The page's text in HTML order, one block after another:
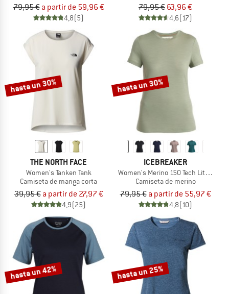
79,95 € a partir de 59,96 €
4,8(5)
79,95 € 63,96 €
4,6(17)
hasta un 30%
THE NORTH FACE
Women's Tanken Tank
Camiseta de manga corta
39,95 € a partir de 27,97 €
4,9(25)
hasta un 30%
ICEBREAKER
Women's Merino 150 Tech Lite III S/S
Camiseta de merino
79,95 € a partir de 55,97 €
4,8(10)
hasta un 42% hasta un 25%